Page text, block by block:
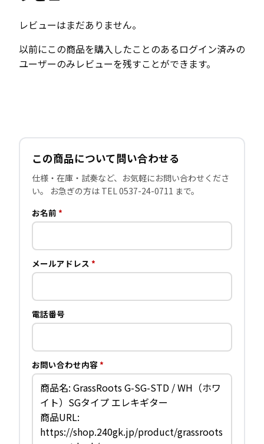
レビューはまだありません。
以前にこの商品を購入したことのあるログイン済みの
ユーザーのみレビューを残すことができます。
この商品について問い合わせる
仕様・在庫・試奏など、お気軽にお問い合わせくださ
い。 お急ぎの方は TEL 0537-24-0711 まで。
お名前 *
メールアドレス *
電話番号
お問い合わせ内容*